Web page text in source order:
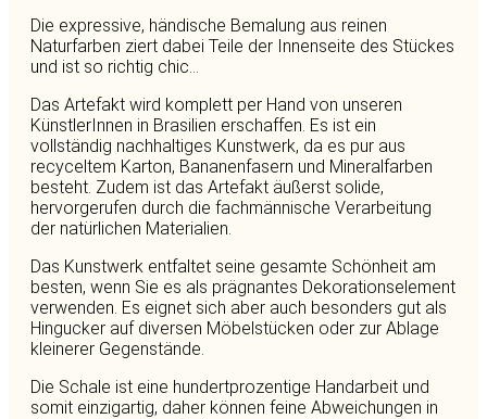
Die expressive, händische Bemalung aus reinen
Naturfarben ziert dabei Teile der Innenseite des Stückes
und ist so richtig chic...
Das Artefakt wird komplett per Hand von unseren
KünstlerInnen in Brasilien erschaffen. Es ist ein
vollständig nachhaltiges Kunstwerk, da es pur aus
recyceltem Karton, Bananenfasern und Mineralfarben
besteht. Zudem ist das Artefakt äußerst solide,
hervorgerufen durch die fachmännische Verarbeitung
der natürlichen Materialien.
Das Kunstwerk entfaltet seine gesamte Schönheit am
besten, wenn Sie es als prägnantes Dekorationselement
verwenden. Es eignet sich aber auch besonders gut als
Hingucker auf diversen Möbelstücken oder zur Ablage
kleinerer Gegenstände.
Die Schale ist eine hundertprozentige Handarbeit und
somit einzigartig, daher können feine Abweichungen in